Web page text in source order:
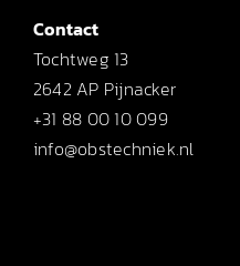
Contact
Tochtweg 13
2642 AP Pijnacker
+31 88 00 10 099
info@obstechniek.nl